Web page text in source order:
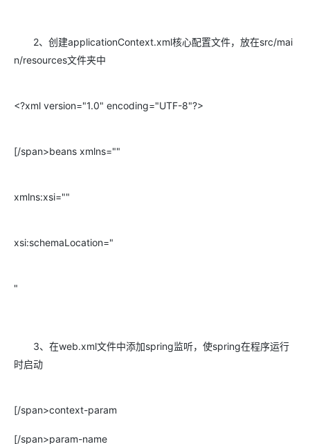
2、创建applicationContext.xml核心配置文件，放在src/mai
n/resources文件夹中
<?xml version="1.0" encoding="UTF-8"?>
[/span>beans xmlns=""
xmlns:xsi=""
xsi:schemaLocation="
"
3、在web.xml文件中添加spring监听，使spring在程序运行
时启动
[/span>context-param
[/span>param-name